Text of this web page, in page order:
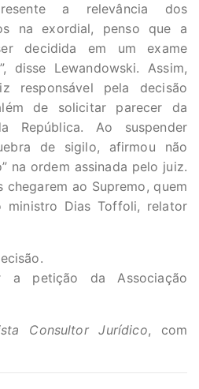
a relevância dos
na exordial, penso que a
decidida em um exame
disse Lewandowski. Assim,
responsável pela decisão
de solicitar parecer da
República. Ao suspender
de sigilo, afirmou não
na ordem assinada pelo juiz.
chegarem ao Supremo, quem
Dias Toffoli, relator
a petição da Associação
Consultor Jurídico, com